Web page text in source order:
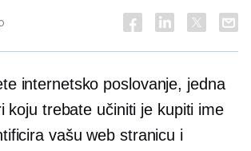
internetsko poslovanje, jedna
koju trebate učiniti je kupiti ime
vašu web stranicu i